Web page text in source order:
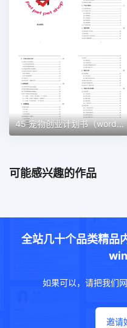
45 宠物创业计划书（word＋ppt配套）创业计划书word模板
可能感兴趣的作品
全站几十个品类精品
如果可以，请把我们
邀请